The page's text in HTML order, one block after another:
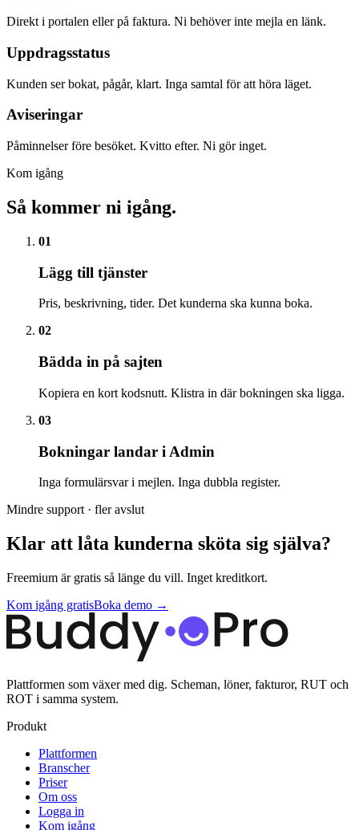
Direkt i portalen eller på faktura. Ni behöver inte mejla en länk.
Uppdragsstatus
Kunden ser bokat, pågår, klart. Inga samtal för att höra läget.
Aviseringar
Påminnelser före besöket. Kvitto efter. Ni gör inget.
Kom igång
Så kommer ni igång.
01
Lägg till tjänster
Pris, beskrivning, tider. Det kunderna ska kunna boka.
02
Bädda in på sajten
Kopiera en kort kodsnutt. Klistra in där bokningen ska ligga.
03
Bokningar landar i Admin
Inga formulärsvar i mejlen. Inga dubbla register.
Mindre support · fler avslut
Klar att låta kunderna sköta sig själva?
Freemium är gratis så länge du vill. Inget kreditkort.
Kom igång gratisBoka demo →
Plattformen som växer med dig. Scheman, löner, fakturor, RUT och
ROT i samma system.
Produkt
Plattformen
Branscher
Priser
Om oss
Logga in
Kom igång